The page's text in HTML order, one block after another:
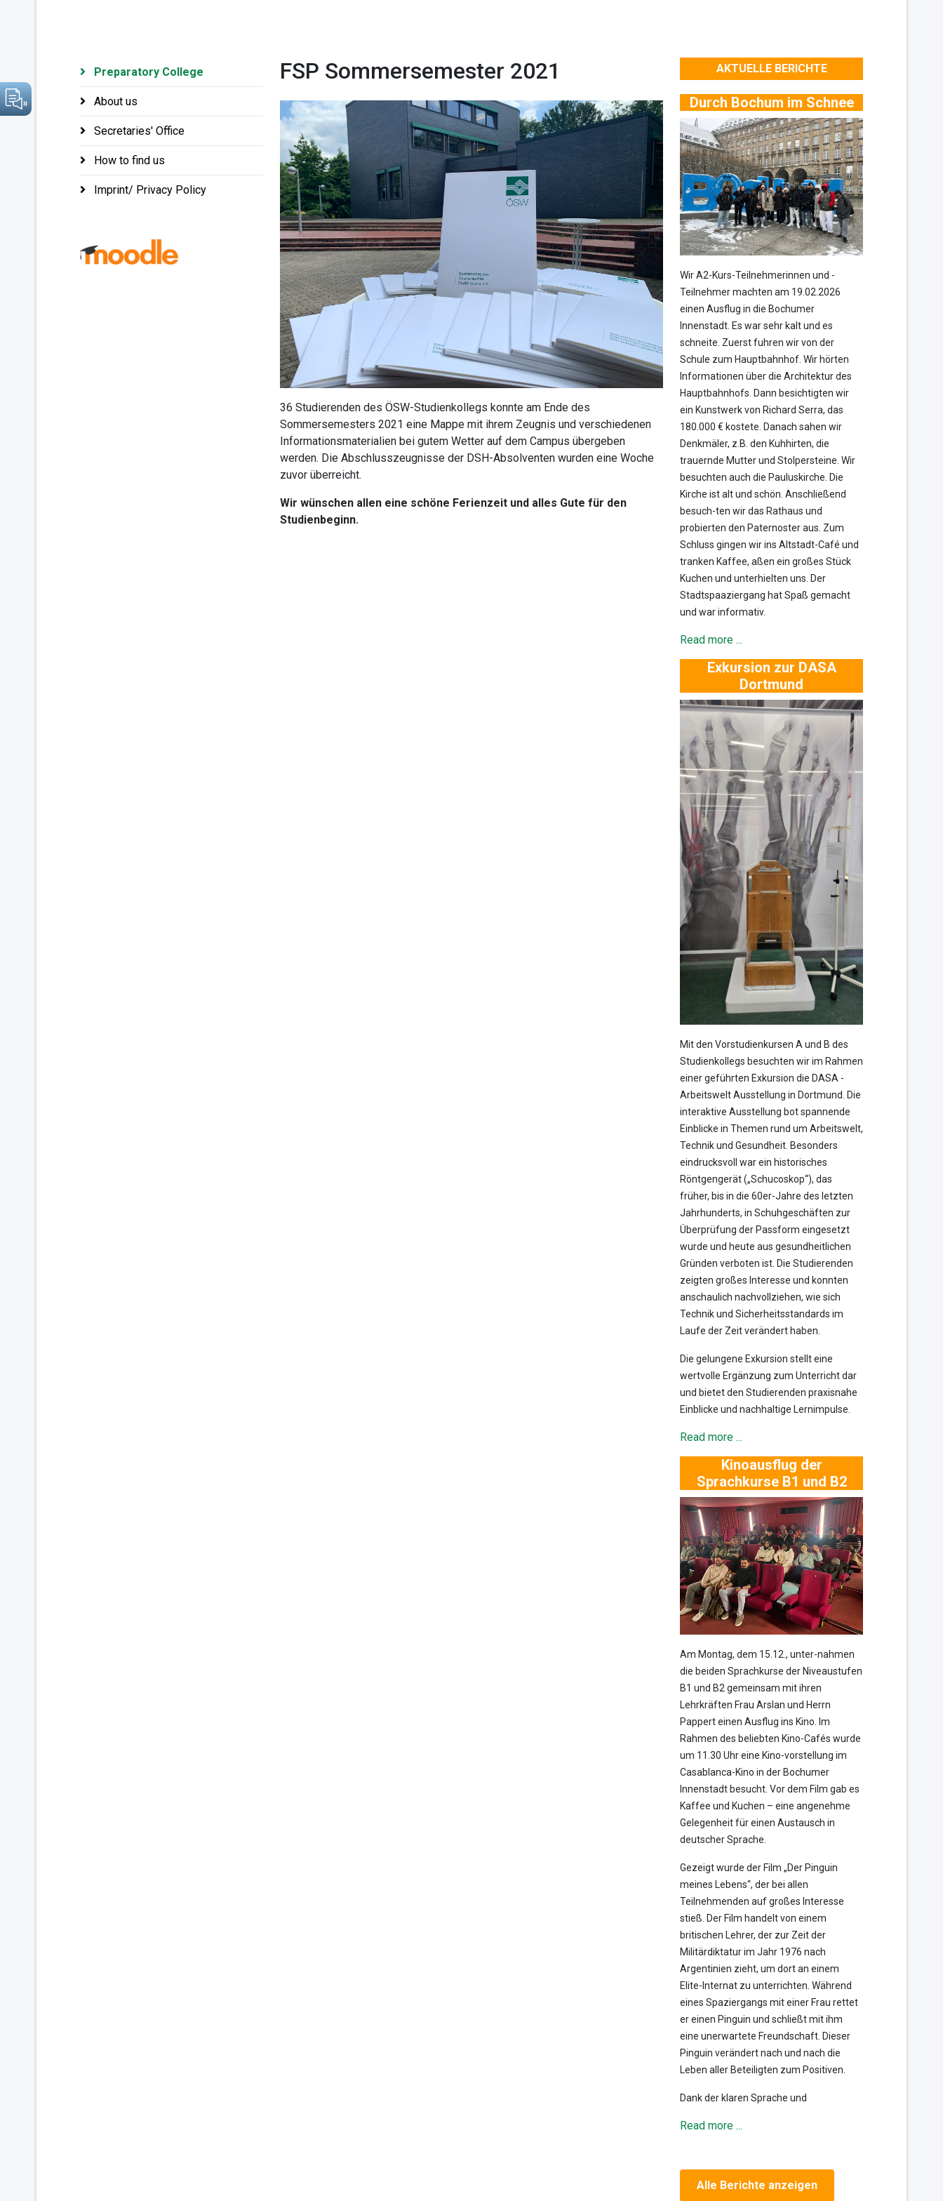
Preparatory College
About us
Secretaries' Office
How to find us
Imprint/ Privacy Policy
FSP Sommersemester 2021
36 Studierenden des ÖSW-Studienkollegs konnte am Ende des
Sommersemesters 2021 eine Mappe mit ihrem Zeugnis und verschiedenen
Informationsmaterialien bei gutem Wetter auf dem Campus übergeben
werden. Die Abschlusszeugnisse der DSH-Absolventen wurden eine Woche
zuvor überreicht.
Wir wünschen allen eine schöne Ferienzeit und alles Gute für den
Studienbeginn.
AKTUELLE BERICHTE
Durch Bochum im Schnee
Wir A2-Kurs-Teilnehmerinnen und -
Teilnehmer machten am 19.02.2026
einen Ausflug in die Bochumer
Innenstadt. Es war sehr kalt und es
schneite. Zuerst fuhren wir von der
Schule zum Hauptbahnhof. Wir hörten
Informationen über die Architektur des
Hauptbahnhofs. Dann besichtigten wir
ein Kunstwerk von Richard Serra, das
180.000 € kostete. Danach sahen wir
Denkmäler, z.B. den Kuhhirten, die
trauernde Mutter und Stolpersteine. Wir
besuchten auch die Pauluskirche. Die
Kirche ist alt und schön. Anschließend
besuch-ten wir das Rathaus und
probierten den Paternoster aus. Zum
Schluss gingen wir ins Altstadt-Café und
tranken Kaffee, aßen ein großes Stück
Kuchen und unterhielten uns. Der
Stadtspaaziergang hat Spaß gemacht
und war informativ.
Read more ...
Exkursion zur DASA
Dortmund
Mit den Vorstudienkursen A und B des
Studienkollegs besuchten wir im Rahmen
einer geführten Exkursion die DASA -
Arbeitswelt Ausstellung in Dortmund. Die
interaktive Ausstellung bot spannende
Einblicke in Themen rund um Arbeitswelt,
Technik und Gesundheit. Besonders
eindrucksvoll war ein historisches
Röntgengerät („Schucoskop“), das
früher, bis in die 60er-Jahre des letzten
Jahrhunderts, in Schuhgeschäften zur
Überprüfung der Passform eingesetzt
wurde und heute aus gesundheitlichen
Gründen verboten ist. Die Studierenden
zeigten großes Interesse und konnten
anschaulich nachvollziehen, wie sich
Technik und Sicherheitsstandards im
Laufe der Zeit verändert haben.
Die gelungene Exkursion stellt eine
wertvolle Ergänzung zum Unterricht dar
und bietet den Studierenden praxisnahe
Einblicke und nachhaltige Lernimpulse.
Read more ...
Kinoausflug der
Sprachkurse B1 und B2
Am Montag, dem 15.12., unter-nahmen
die beiden Sprachkurse der Niveaustufen
B1 und B2 gemeinsam mit ihren
Lehrkräften Frau Arslan und Herrn
Pappert einen Ausflug ins Kino. Im
Rahmen des beliebten Kino-Cafés wurde
um 11.30 Uhr eine Kino-vorstellung im
Casablanca-Kino in der Bochumer
Innenstadt besucht. Vor dem Film gab es
Kaffee und Kuchen – eine angenehme
Gelegenheit für einen Austausch in
deutscher Sprache.
Gezeigt wurde der Film „Der Pinguin
meines Lebens“, der bei allen
Teilnehmenden auf großes Interesse
stieß. Der Film handelt von einem
britischen Lehrer, der zur Zeit der
Militärdiktatur im Jahr 1976 nach
Argentinien zieht, um dort an einem
Elite-Internat zu unterrichten. Während
eines Spaziergangs mit einer Frau rettet
er einen Pinguin und schließt mit ihm
eine unerwartete Freundschaft. Dieser
Pinguin verändert nach und nach die
Leben aller Beteiligten zum Positiven.
Dank der klaren Sprache und
Read more ...
Alle Berichte anzeigen